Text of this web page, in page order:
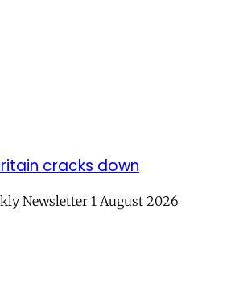
cracks down
Newsletter 1 August 2026